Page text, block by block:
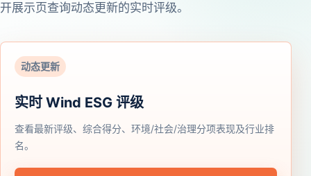
开展示页查询动态更新的实时评级。
动态更新
实时 Wind ESG 评级
查看最新评级、综合得分、环境/社会/治理分项表现及行业排
名。